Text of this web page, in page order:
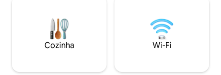
Cozinha Wi-Fi